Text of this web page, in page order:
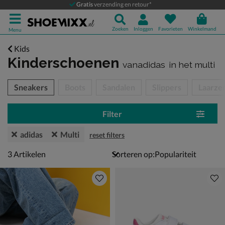
Gratisverzending en retour*
Menu Zoeken Inloggen Favorieten Winkelmand
Kids
Kinderschoenen vanadidas in het multi
over
Sneakers
Filter
adidas Multi reset filters
3 artikelen
3Artikelen Sorteren op: